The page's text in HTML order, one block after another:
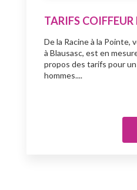
TARIFS
De la Racine à la Pointe,
à Blausasc, est en
propos des tarifs pour
hommes....